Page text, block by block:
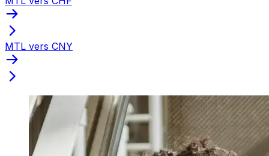
MTL vers CNY